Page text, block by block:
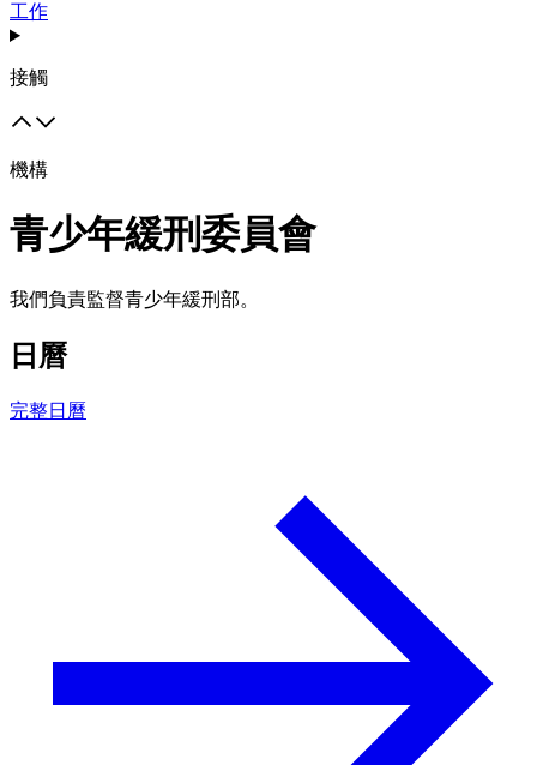
工作
接觸
機構
青少年緩刑委員會
我們負責監督青少年緩刑部。
日曆
完整日曆